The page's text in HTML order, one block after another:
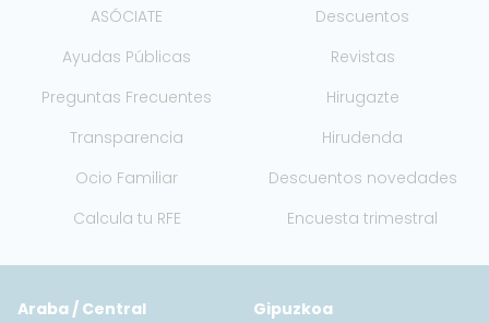
ASÓCIATE
Descuentos
Ayudas Públicas
Revistas
Preguntas Frecuentes
Hirugazte
Transparencia
Hirudenda
Ocio Familiar
Descuentos novedades
Calcula tu RFE
Encuesta trimestral
Araba / Central
Gipuzkoa